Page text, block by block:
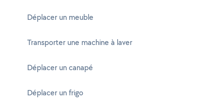
Déplacer un meuble
Transporter une machine à laver
Déplacer un canapé
Déplacer un frigo